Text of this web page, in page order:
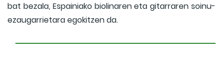
bat bezala, Espainiako biolinaren eta gitarraren soinu-
ezaugarrietara egokitzen da.